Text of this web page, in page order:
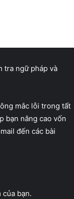
tra ngữ pháp và
mắc lỗi trong tất
bạn nâng cao vốn
đến các bài
của bạn.